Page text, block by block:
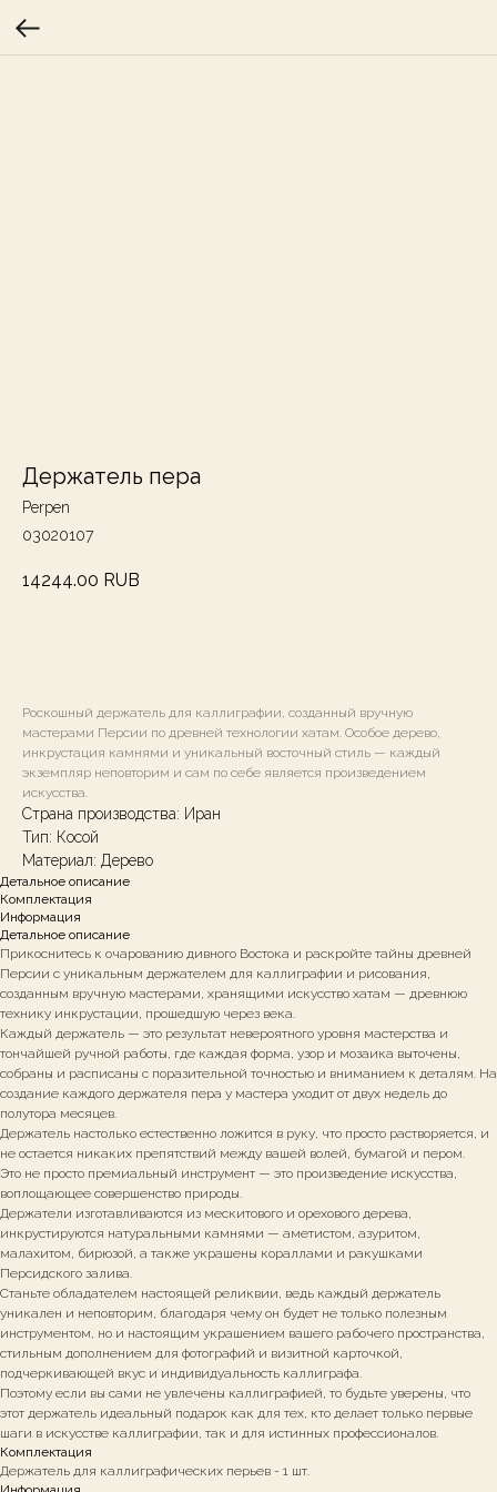
Держатель пера
Perpen
03020107
14244.00 RUB
Роскошный держатель для каллиграфии, созданный вручную
мастерами Персии по древней технологии хатам. Особое дерево,
инкрустация камнями и уникальный восточный стиль — каждый
экземпляр неповторим и сам по себе является произведением
искусства.
Страна производства: Иран
Тип: Косой
Материал: Дерево
Детальное описание
Комплектация
Информация
Детальное описание
Прикоснитесь к очарованию дивного Востока и раскройте тайны древней
Персии с уникальным держателем для каллиграфии и рисования,
созданным вручную мастерами, хранящими искусство хатам — древнюю
технику инкрустации, прошедшую через века.
Каждый держатель — это результат невероятного уровня мастерства и
тончайшей ручной работы, где каждая форма, узор и мозаика выточены,
собраны и расписаны с поразительной точностью и вниманием к деталям. На
создание каждого держателя пера у мастера уходит от двух недель до
полутора месяцев.
Держатель настолько естественно ложится в руку, что просто растворяется, и
не остается никаких препятствий между вашей волей, бумагой и пером.
Это не просто премиальный инструмент — это произведение искусства,
воплощающее совершенство природы.
Держатели изготавливаются из мескитового и орехового дерева,
инкрустируются натуральными камнями — аметистом, азуритом,
малахитом, бирюзой, а также украшены кораллами и ракушками
Персидского залива.
Станьте обладателем настоящей реликвии, ведь каждый держатель
уникален и неповторим, благодаря чему он будет не только полезным
инструментом, но и настоящим украшением вашего рабочего пространства,
стильным дополнением для фотографий и визитной карточкой,
подчеркивающей вкус и индивидуальность каллиграфа.
Поэтому если вы сами не увлечены каллиграфией, то будьте уверены, что
этот держатель идеальный подарок как для тех, кто делает только первые
шаги в искусстве каллиграфии, так и для истинных профессионалов.
Комплектация
Держатель для каллиграфических перьев - 1 шт.